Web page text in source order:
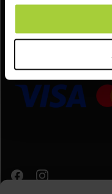
använt deras tjänster.
Online kundtjänst:
Organisationsnummer: